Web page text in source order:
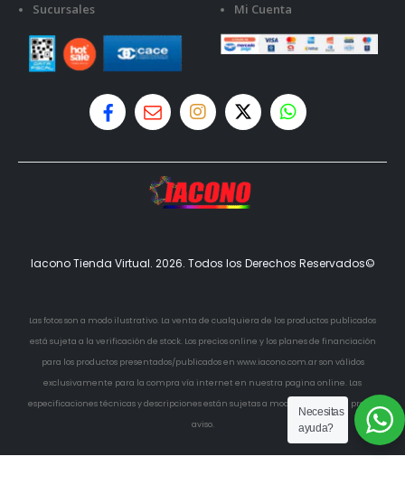
Sucursales
Mi Cuenta
Iacono Tienda Virtual. 2026. Todos los Derechos Reservados©
Las fotos son a modo ilustrativo. La venta de cualquiera de los productos publicados
está sujeta a la verificación de stock. Los precios online y los planes de financiación
para los productos presentados/publicados en www.iacono.com.ar son válidos
exclusivamente para la compra vía internet en nuestra pagina online. Las
especificaciones técnicas y descripciones están sujetas a modificaciones sin previo
aviso.
Necesitas
ayuda?